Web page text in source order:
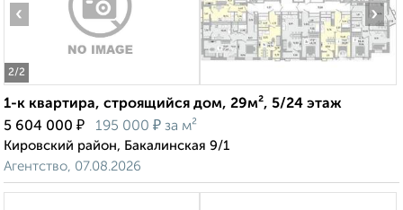
2/2
‹ ›
1-к квартира, строящийся дом, 29м², 5/24 этаж
5 604 000 ₽ 195 000 ₽ за м²
Кировский район, Бакалинская 9/1
Агентство, 07.08.2026